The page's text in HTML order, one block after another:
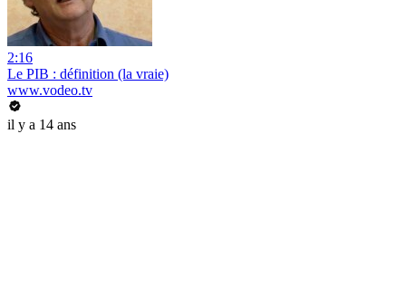
2:16
Le PIB : définition (la vraie)
www.vodeo.tv
il y a 14 ans